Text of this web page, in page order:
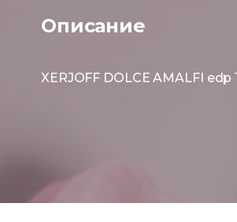
Описание
XERJOFF DOLCE AMALFI